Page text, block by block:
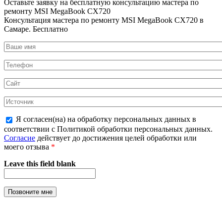
Оставьте заявку на бесплатную консультацию мастера по
ремонту MSI MegaBook CX720
Консультация мастера по ремонту MSI MegaBook CX720 в
Самаре. Бесплатно
Я согласен(на) на обработку персональных данных в
соответствии с Политикой обработки персональных данных.
Согласие действует до достижения целей обработки или
моего отзыва *
Leave this field blank